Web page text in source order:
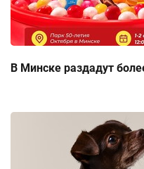
В Минске раздадут